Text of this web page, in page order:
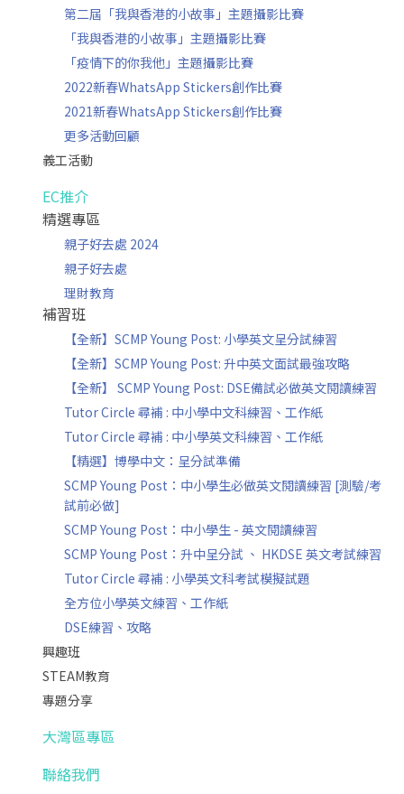
第二屆「我與香港的小故事」主題攝影比賽
「我與香港的小故事」主題攝影比賽
「疫情下的你我他」主題攝影比賽
2022新春WhatsApp Stickers創作比賽
2021新春WhatsApp Stickers創作比賽
更多活動回顧
義工活動
EC推介
精選專區
親子好去處 2024
親子好去處
理財教育
補習班
【全新】SCMP Young Post: 小學英文呈分試練習
【全新】SCMP Young Post: 升中英文面試最強攻略
【全新】 SCMP Young Post: DSE備試必做英文閱讀練習
Tutor Circle 尋補 : 中小學中文科練習、工作紙
Tutor Circle 尋補 : 中小學英文科練習、工作紙
【精選】博學中文：呈分試準備
SCMP Young Post：中小學生必做英文閱讀練習 [測驗/考
試前必做]
SCMP Young Post：中小學生 - 英文閱讀練習
SCMP Young Post：升中呈分試 、 HKDSE 英文考試練習
Tutor Circle 尋補 : 小學英文科考試模擬試題
全方位小學英文練習、工作紙
DSE練習、攻略
興趣班
STEAM教育
專題分享
大灣區專區
聯絡我們